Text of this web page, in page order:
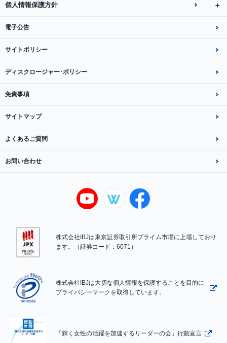
個人情報保護方針
電子公告
サイトポリシー
ディスクロージャー･ポリシー
免責事項
サイトマップ
よくあるご質問
お問い合わせ
株式会社IBJは東京証券取引所プライム市場に上場しており
ます。（証券コード：6071）
株式会社IBJは大切な個人情報を保護することを目的に
プライバシーマークを取得しています。
「輝く女性の活躍を加速するリーダーの会」行動宣言